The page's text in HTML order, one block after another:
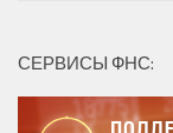
СЕРВИСЫ ФНС: